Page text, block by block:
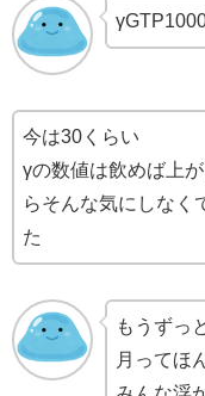
今は30くらい
γの数値は飲めば上
らそんな気にしなく
た
もうずっ
月ってほ